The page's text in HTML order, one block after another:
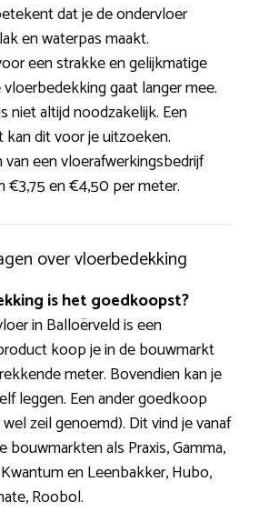
dat je de ondervloer
en waterpas maakt.
een strakke en gelijkmatige
gaat langer mee.
niet altijd noodzakelijk. Een
dit voor je uitzoeken.
van een vloerafwerkingsbedrijf
€3,75 en €4,50 per meter.
over vloerbedekking
is het goedkoopst?
in Balloërveld is een
koop je in de bouwmarkt
meter. Bovendien kan je
leggen. Een ander goedkoop
zeil genoemd). Dit vind je vanaf
bouwmarkten als Praxis, Gamma,
en Leenbakker, Hubo,
Roobol.